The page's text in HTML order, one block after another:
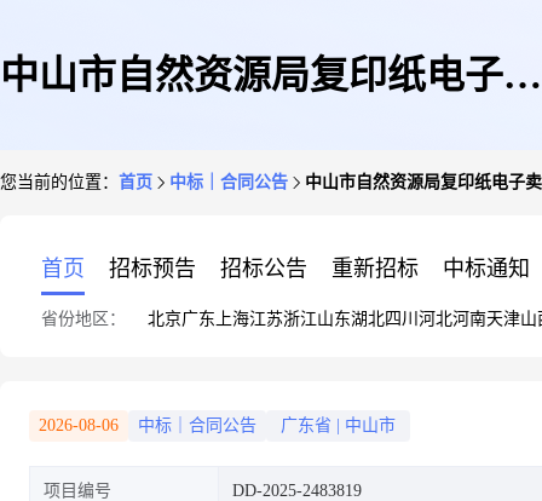
中山市自然资源局复印纸电子卖
您当前的位置： 首页 中标｜合同公告 中山市自然资源局复印纸电子
首页 招标预告 招标公告 重新招标 中标通知
省份地区： 北京广东 上海江苏浙江山东湖北四川 河北河南天津山
2026-08-06 中标｜合同公告 广东省 中山市
项目编号 DD-2025-2483819